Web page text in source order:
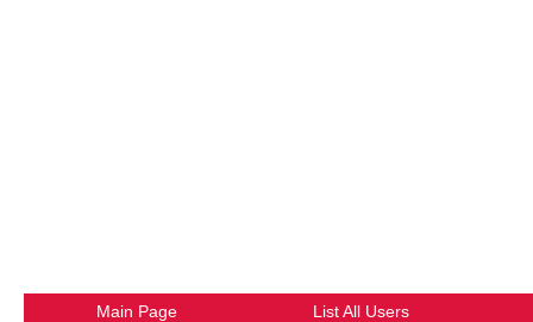
Main Page List All Users